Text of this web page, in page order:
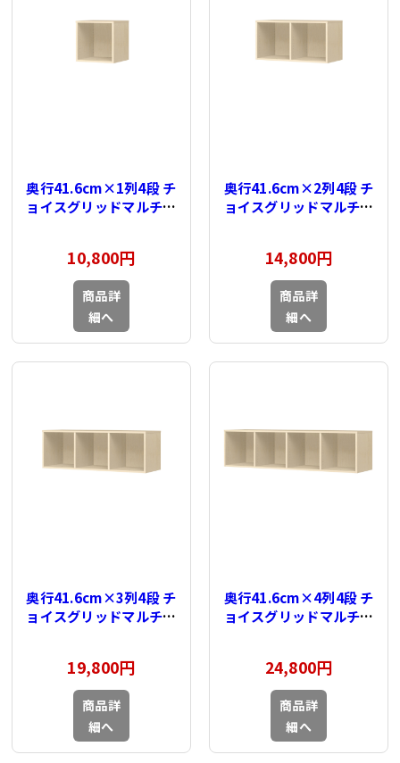
奥行41.6cm×1列4段 チ
ョイスグリッドマルチラ
10,800円
商品詳
細へ
奥行41.6cm×2列4段 チ
ョイスグリッドマルチラ
14,800円
商品詳
細へ
奥行41.6cm×3列4段 チ
ョイスグリッドマルチラ
19,800円
商品詳
細へ
奥行41.6cm×4列4段 チ
ョイスグリッドマルチラ
24,800円
商品詳
細へ